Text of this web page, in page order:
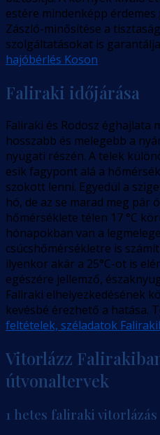
estére mindenképp
Zászló-minősítése a
szolgáltatásokat is
hajóbérlés Koson
Faliraki időjárása
Faliraki és Rodosz éghajlata
hosszabb és melegebb a
nyugati részén. A telek
esik fagypont alá a
szokott lenni. Egyedül a
hó, de az se marad meg pár
hőmérséklete télen 17 °C
hónapokban van a
csúcshőmérsékletre is
ilyenkor akár a 25°C-ot is
egészére jellemző,
Faliraki elhelyezkedésének
kevésbé érezhető a hatása.
feltételek, széladatok
Vitorlázz
útvonaltervek
1 hetes faliraki vitorlázás